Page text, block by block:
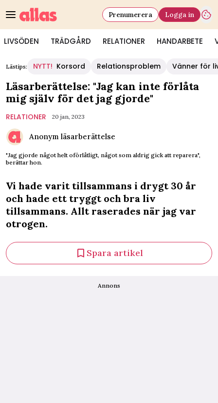
LIVSÖDEN TRÄDGÅRD RELATIONER HANDARBETE
Prenumerera Logga in
Lästips: NYTT! Korsord Relationsproblem Vänner för
Läsarberättelse: "Jag kan inte förlåta
mig själv för det jag gjorde"
RELATIONER 20 jan, 2023
Anonym läsarberättelse
"Jag gjorde något helt oförlåtligt, något som aldrig gick att reparera",
berättar hon.
Vi hade varit tillsammans i drygt 30 år
och hade ett tryggt och bra liv
tillsammans. Allt raserades när jag var
otrogen.
Spara artikel
Annons